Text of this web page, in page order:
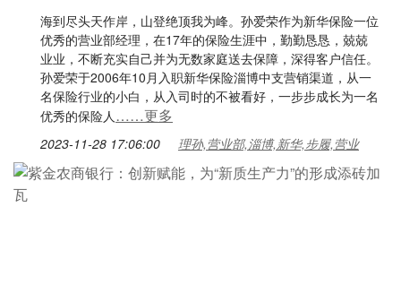
海到尽头天作岸，山登绝顶我为峰。孙爱荣作为新华保险一位
优秀的营业部经理，在17年的保险生涯中，勤勤恳恳，兢兢
业业，不断充实自己并为无数家庭送去保障，深得客户信任。
孙爱荣于2006年10月入职新华保险淄博中支营销渠道，从一
名保险行业的小白，从入司时的不被看好，一步步成长为一名
优秀的保险人……更多
2023-11-28 17:06:00 理孙,营业部,淄博,新华,步履,营业